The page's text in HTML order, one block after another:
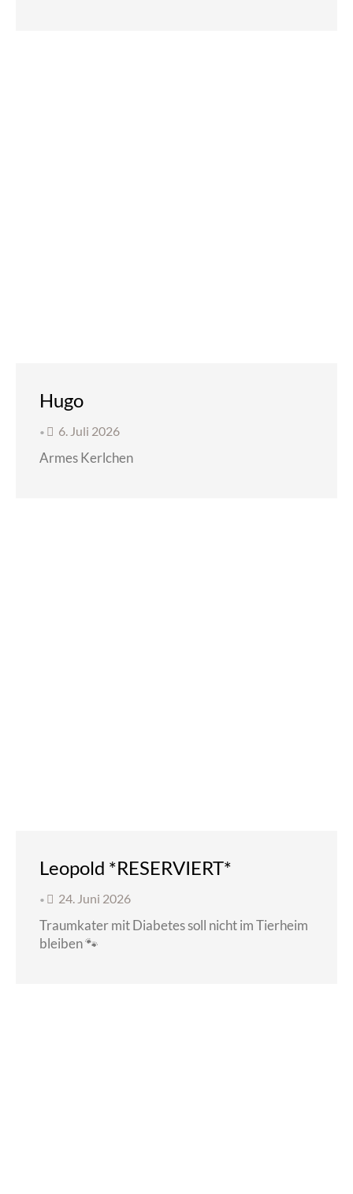
Hugo
• 6. Juli 2026
Armes Kerlchen
Leopold *RESERVIERT*
• 24. Juni 2026
Traumkater mit Diabetes soll nicht im Tierheim
bleiben 🐾